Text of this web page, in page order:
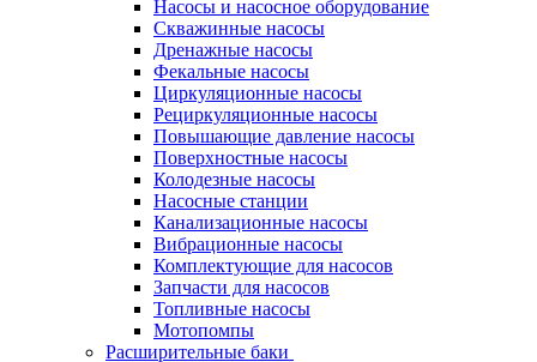
Насосы и насосное оборудование
Скважинные насосы
Дренажные насосы
Фекальные насосы
Циркуляционные насосы
Рециркуляционные насосы
Повышающие давление насосы
Поверхностные насосы
Колодезные насосы
Насосные станции
Канализационные насосы
Вибрационные насосы
Комплектующие для насосов
Запчасти для насосов
Топливные насосы
Мотопомпы
Расширительные баки